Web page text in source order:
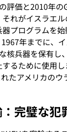
評価と2010年の
れがイスラエル
プログラムを
年までに、
核兵器を保有し
るために使用
たアメリカの
完璧な犯